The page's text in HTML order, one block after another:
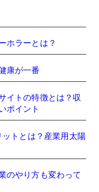
ホラーとは？
康が一番
イトの特徴とは？収
ポイント
トとは？産業用太陽
のやり方も変わって